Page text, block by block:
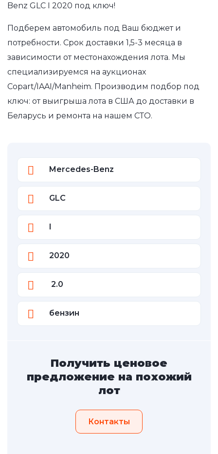
Benz GLC I 2020 под ключ!
Подберем автомобиль под Ваш бюджет и
потребности. Срок доставки 1,5-3 месяца в
зависимости от местонахождения лота. Мы
специализируемся на аукционах
Copart/IAAI/Manheim. Производим подбор под
ключ: от выигрыша лота в США до доставки в
Беларусь и ремонта на нашем СТО.
Mercedes-Benz
GLC
I
2020
2.0
бензин
Получить ценовое
предложение на похожий
лот
Контакты